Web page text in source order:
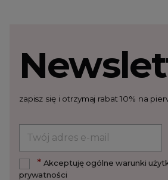
zapisz się i otrzymaj rabat 10% na
*Akceptuję ogólne warunki
prywatności